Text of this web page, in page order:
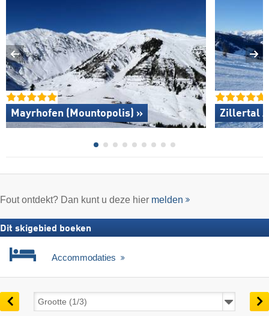
Mayrhofen (Mountopolis) » Zillertal
Fout ontdekt? Dan kunt u deze hier melden
Dit skigebied boeken
Accommodaties